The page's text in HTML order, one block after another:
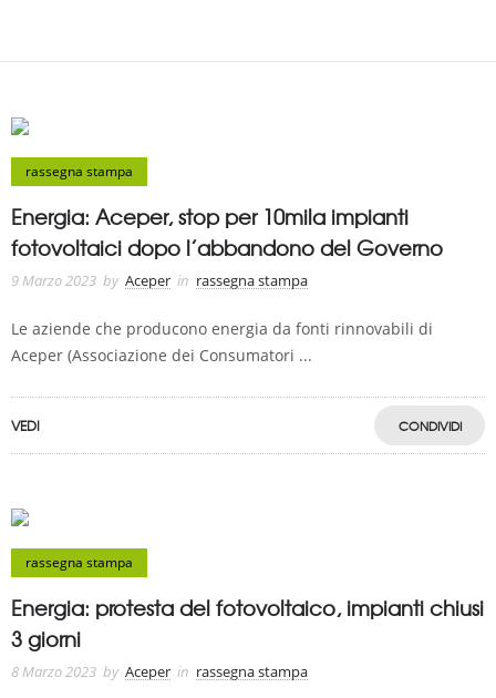
rassegna stampa
Energia: Aceper, stop per 10mila impianti
fotovoltaici dopo l’abbandono del Governo
9 Marzo 2023 by Aceper in rassegna stampa
Le aziende che producono energia da fonti rinnovabili di
Aceper (Associazione dei Consumatori ...
VEDI CONDIVIDI
rassegna stampa
Energia: protesta del fotovoltaico, impianti chiusi
3 giorni
8 Marzo 2023 by Aceper in rassegna stampa